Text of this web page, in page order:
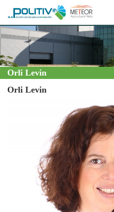
Orli Levin
Orli Levin